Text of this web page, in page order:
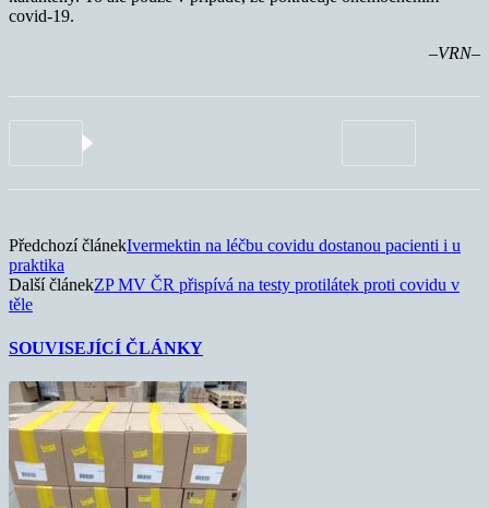
covid-19.
–VRN–
Předchozí článekIvermektin na léčbu covidu dostanou pacienti i u
praktika
Další článekZP MV ČR přispívá na testy protilátek proti covidu v
těle
SOUVISEJÍCÍ ČLÁNKY